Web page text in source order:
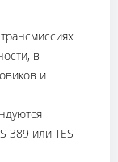
в
и
389 или TES